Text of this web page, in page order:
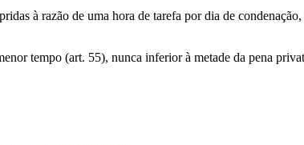
à razão de uma hora de tarefa por dia de
tempo (art. 55), nunca inferior à metade da pena